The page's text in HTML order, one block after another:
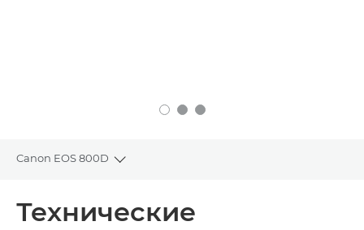
Canon EOS 800D
Toggle breadcrumbs
Технические